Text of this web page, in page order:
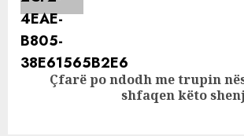
NextÇfarë po ndodh me trupin
shfaqen këto